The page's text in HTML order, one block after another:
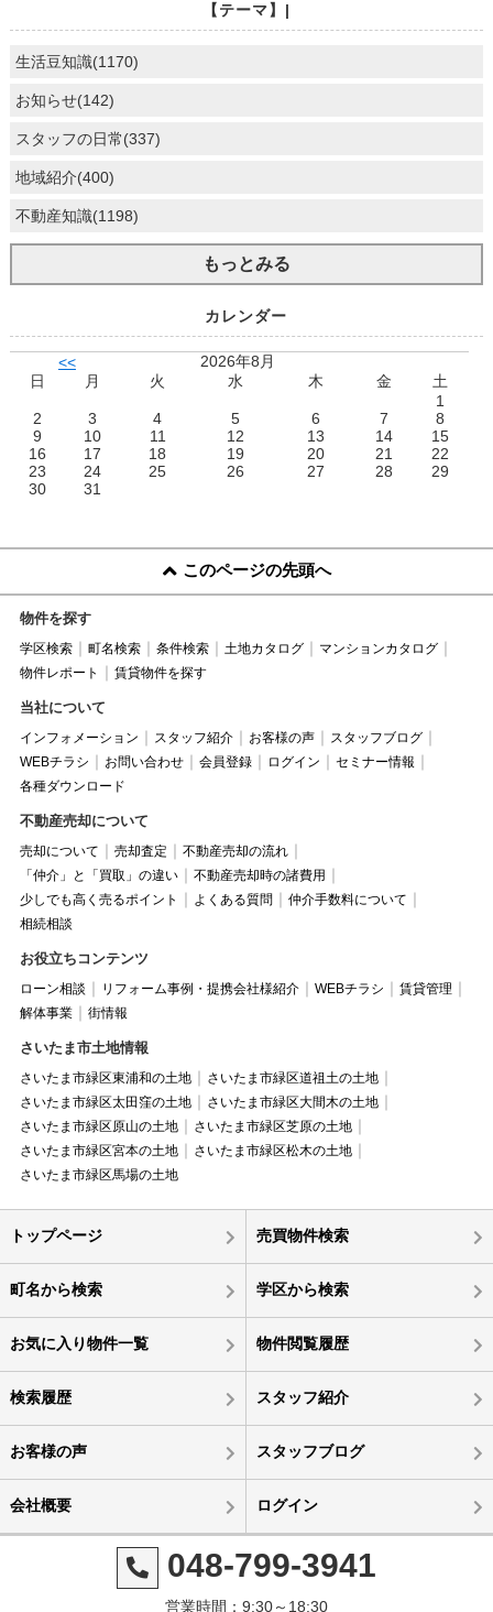
【テーマ】|
生活豆知識(1170)
お知らせ(142)
スタッフの日常(337)
地域紹介(400)
不動産知識(1198)
もっとみる
カレンダー
<<
2026年8月
日
月 火 水 木 金
土
1
2
3 4 5 6 7
8
9
10 11 12 13 14
15
16
17 18 19 20 21
22
23
24 25 26 27 28
29
30
31
このページの先頭へ
物件を探す
学区検索 町名検索 条件検索 土地カタログ
マンションカタログ
物件レポート
賃貸物件を探す
当社について
インフォメーション スタッフ紹介 お客様の声
スタッフブログ
WEBチラシ
お問い合わせ 会員登録 ログイン
セミナー情報
各種ダウンロード
不動産売却について
売却について 売却査定
不動産売却の流れ
「仲介」と「買取」の違い
不動産売却時の諸費用
少しでも高く売るポイント
よくある質問
仲介手数料について
相続相談
お役立ちコンテンツ
ローン相談 リフォーム事例・提携会社様紹介 WEBチラシ
賃貸管理
解体事業
街情報
さいたま市土地情報
さいたま市緑区東浦和の土地
さいたま市緑区道祖土の土地
さいたま市緑区太田窪の土地
さいたま市緑区大間木の土地
さいたま市緑区原山の土地
さいたま市緑区芝原の土地
さいたま市緑区宮本の土地
さいたま市緑区松木の土地
さいたま市緑区馬場の土地
トップページ 売買物件検索
町名から検索 学区から検索
お気に入り物件一覧 物件閲覧履歴
検索履歴 スタッフ紹介
お客様の声 スタッフブログ
会社概要 ログイン
048-799-3941
営業時間：9:30～18:30